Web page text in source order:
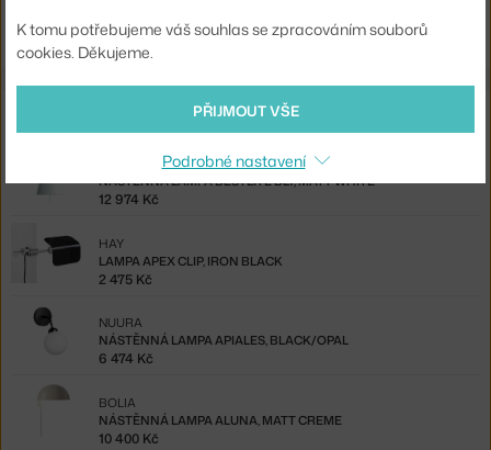
Také by se vám mohlo líbit
NÁSTĚNNÁ LAMPA BESTLITE BL7, MATT WHITE
12 974 Kč
LAMPA APEX CLIP, IRON BLACK
HAY
2 475 Kč
NÁSTĚNNÁ LAMPA APIALES, BLACK/OPAL
NUURA
6 474 Kč
NÁSTĚNNÁ LAMPA ALUNA, MATT CREME
BOLIA
10 400 Kč
K tomu potřebujeme váš souhlas se zpracováním souborů
cookies. Děkujeme.
PŘIJMOUT VŠE
Podrobné nastavení